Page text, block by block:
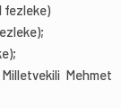
fezleke)
Mehmet